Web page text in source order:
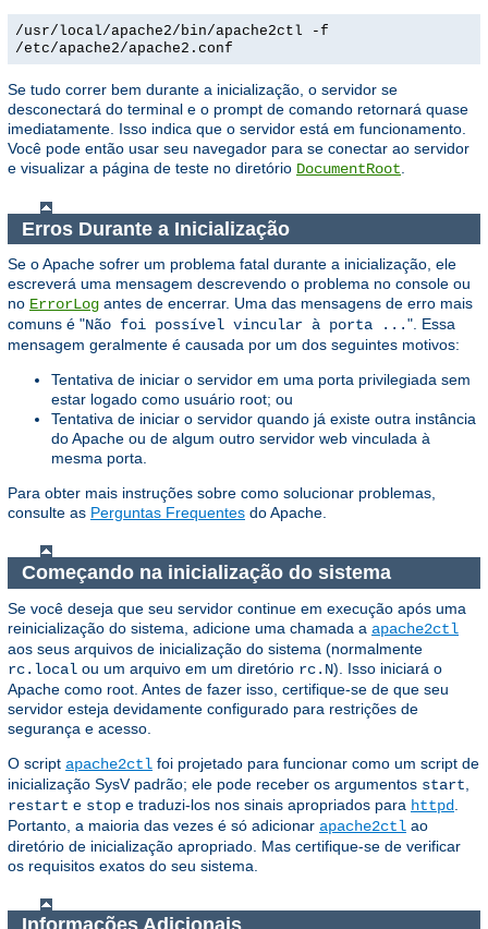
/usr/local/apache2/bin/apache2ctl -f
/etc/apache2/apache2.conf
Se tudo correr bem durante a inicialização, o servidor se
desconectará do terminal e o prompt de comando retornará quase
imediatamente. Isso indica que o servidor está em funcionamento.
Você pode então usar seu navegador para se conectar ao servidor
e visualizar a página de teste no diretório DocumentRoot
Erros Durante a Inicialização
Se o Apache sofrer um problema fatal durante a inicialização, ele
escreverá uma mensagem descrevendo o problema no console ou
no ErrorLog antes de encerrar. Uma das mensagens de erro mais
comuns é "Não foi possível vincular à porta ...". Essa
mensagem geralmente é causada por um dos seguintes motivos:
Tentativa de iniciar o servidor em uma porta privilegiada sem
estar logado como usuário root; ou
Tentativa de iniciar o servidor quando já existe outra instância
do Apache ou de algum outro servidor web vinculada à
mesma porta.
Para obter mais instruções sobre como solucionar problemas,
consulte as Perguntas Frequentes do Apache.
Começando na inicialização do sistema
Se você deseja que seu servidor continue em execução após uma
reinicialização do sistema, adicione uma chamada a apache2ctl
aos seus arquivos de inicialização do sistema (normalmente
rc.local ou um arquivo em um diretório rc.N). Isso iniciará o
Apache como root. Antes de fazer isso, certifique-se de que seu
servidor esteja devidamente configurado para restrições de
segurança e acesso.
O script apache2ctl foi projetado para funcionar como um script de
inicialização SysV padrão; ele pode receber os argumentos start
restart e stop e traduzi-los nos sinais apropriados para httpd
Portanto, a maioria das vezes é só adicionar apache2ctl ao
diretório de inicialização apropriado. Mas certifique-se de verificar
os requisitos exatos do seu sistema.